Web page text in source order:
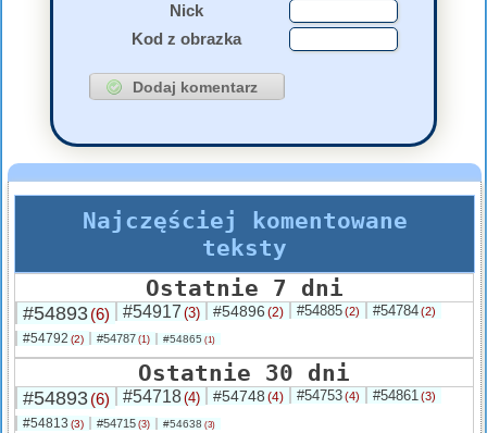
Nick
Kod z obrazka
Najczęściej komentowane
teksty
Ostatnie 7 dni
#54893(6) #54917 (3) #54896 (2) #54885(2) #54784(2)
#54792 (2) #54787 (1) #54865 (1)
Ostatnie 30 dni
#54893(6) #54718(4) #54748 (4) #54753(4) #54861(3)
#54813 (3) #54715 (3) #54638 (3)